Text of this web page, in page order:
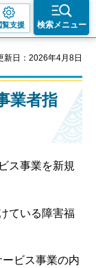
覧支援 検索メニュー
新日：2026年4月8日
業者指
ス事業を新規
ている障害福
ビス事業の内